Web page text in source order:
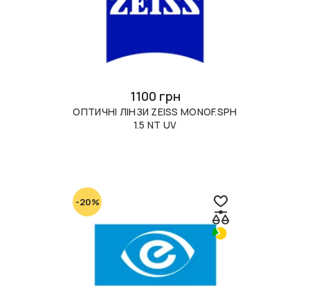
1100 грн
ОПТИЧНІ ЛІНЗИ ZEISS MONOF.SPH
1.5 NT UV
-20%